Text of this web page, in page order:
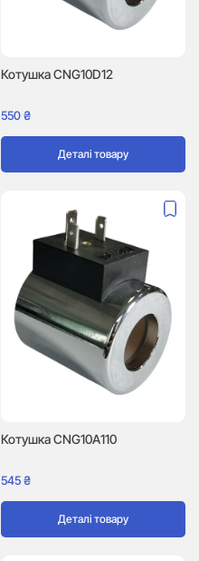
Котушка CNG10D12
550₴
Деталі товару
Котушка CNG10A110
545₴
Деталі товару